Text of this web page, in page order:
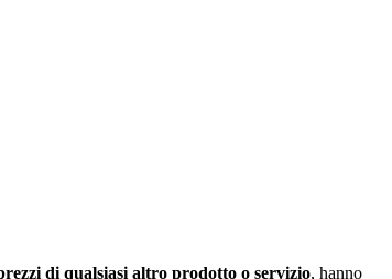
di qualsiasi altro prodotto o servizio, hanno